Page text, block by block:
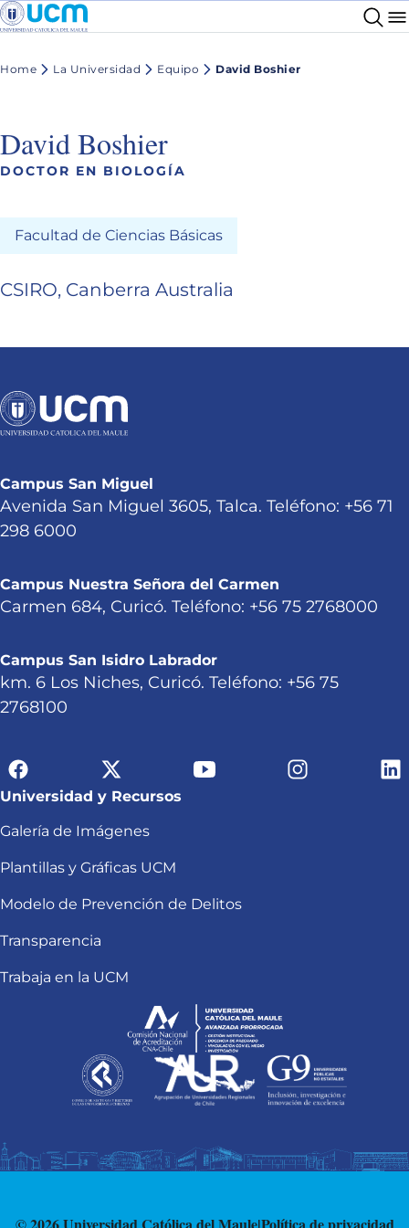
Home La Universidad Equipo David Boshier
David Boshier
DOCTOR EN BIOLOGÍA
Facultad de Ciencias Básicas
CSIRO, Canberra Australia
Campus San Miguel
Avenida San Miguel 3605, Talca. Teléfono: +56 71
298 6000
Campus Nuestra Señora del Carmen
Carmen 684, Curicó. Teléfono: +56 75 2768000
Campus San Isidro Labrador
km. 6 Los Niches, Curicó. Teléfono: +56 75
2768100
Universidad y Recursos
Galería de Imágenes
Plantillas y Gráficas UCM
Modelo de Prevención de Delitos
Transparencia
Trabaja en la UCM
© 2026 Universidad Católica del Maule|Política de privacidad